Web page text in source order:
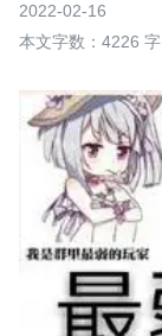
2022-02-16
本文字数：4226 字